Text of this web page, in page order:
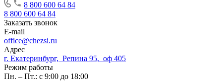
8 800 600 64 84
8 800 600 64 84
Заказать звонок
E-mail
office@chezsi.ru
Адрес
г. Екатеринбург, Репина 95, оф 405
Режим работы
Пн. – Пт.: с 9:00 до 18:00